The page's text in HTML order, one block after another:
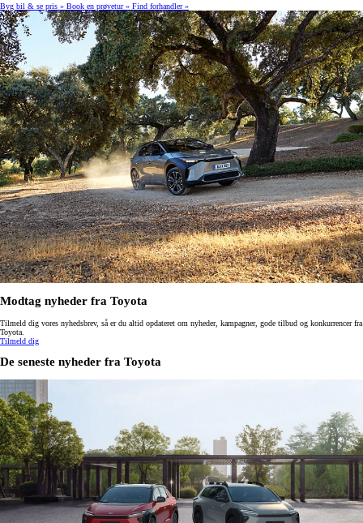
Byg bil & se pris » Book en prøvetur » Find forhandler »
Modtag nyheder fra Toyota
Tilmeld dig vores nyhedsbrev, så er du altid opdateret om nyheder, kampagner, gode tilbud og konkurrencer fra
Toyota.
Tilmeld dig
De seneste nyheder fra Toyota